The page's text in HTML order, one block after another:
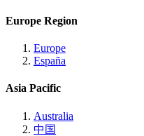
Europe Region
Europe
España
Asia Pacific
Australia
中国